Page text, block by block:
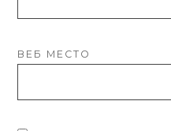
ВЕБ МЕСТО